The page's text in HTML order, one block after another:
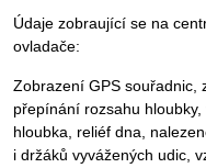
Údaje zobraující se na
ovladače:
Zobrazení GPS souřadnic,
přepínání rozsahu
hloubka, reliéf dna,
i držáků vyvážených udic,